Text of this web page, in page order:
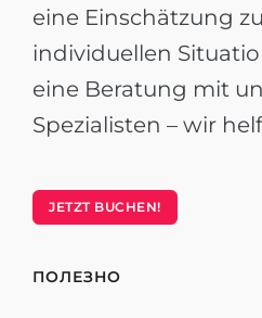
eine Einschätzung
individuellen
eine Beratung mit
Spezialisten – wir
JETZT BUCHEN!
ПОЛЕЗНО